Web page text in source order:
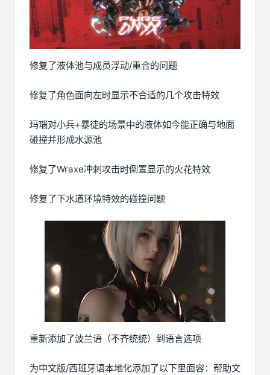
修复了液体池与成员浮动/重合的问题
修复了角色面向左时显示不合适的几个攻击特效
玛瑙对小兵+暴徒的场景中的液体如今能正确与地面
碰撞并形成水源池
修复了Wraxe冲刺攻击时倒置显示的火花特效
修复了下水道环境特效的碰撞问题
重新添加了波兰语（不齐统统）到语言选项
为中文版/西班牙语本地化添加了以下里面容：帮助文